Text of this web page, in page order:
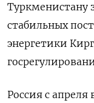
Туркменистану
стабильных
энергетики
Россия с апреля